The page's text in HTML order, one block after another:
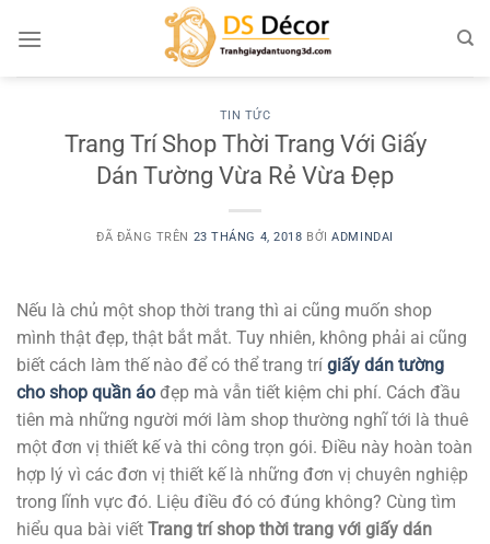
đến
TIN TỨC
Trang Trí Shop Thời Trang Với Giấy
Dán Tường Vừa Rẻ Vừa Đẹp
ĐÃ ĐĂNG TRÊN 23 THÁNG 4, 2018 BỞIADMINDAI
Nếu là chủ một shop thời trang thì ai cũng muốn shop
mình thật đẹp, thật bắt mắt. Tuy nhiên, không phải ai cũng
biết cách làm thế nào để có thể trang trí giấy dán tường
cho shop quần áo đẹp mà vẫn tiết kiệm chi phí. Cách đầu
tiên mà những người mới làm shop thường nghĩ tới là thuê
một đơn vị thiết kế và thi công trọn gói. Điều này hoàn toàn
hợp lý vì các đơn vị thiết kế là những đơn vị chuyên nghiệp
trong lĩnh vực đó. Liệu điều đó có đúng không? Cùng tìm
hiểu qua bài viết Trang trí shop thời trang với giấy dán